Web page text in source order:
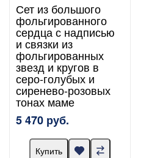
Сет из большого
фольгированного
сердца с надписью
и связки из
фольгированных
звезд и кругов в
серо-голубых и
сиренево-розовых
тонах маме
5 470 руб.
Купить